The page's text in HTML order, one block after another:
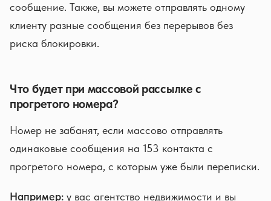
сообщение. Также, вы можете отправлять одному
клиенту разные сообщения без перерывов без
риска блокировки.
Что будет при массовой рассылке с
прогретого номера?
Номер не забанят, если массово отправлять
одинаковые сообщения на 153 контакта с
прогретого номера, с которым уже были переписки.
Например: у вас агентство недвижимости и вы